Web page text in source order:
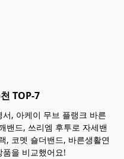
TOP-7
, 아케이 무브 플랭크 바른
밴드, 쓰리엠 후투로 자세밴
, 코멧 숄더밴드, 바른생활연
을 비교했어요!